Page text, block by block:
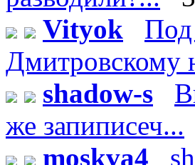
Vityok
Под
Дмитровскому
shadow-s
же запиписеч...
moskva4